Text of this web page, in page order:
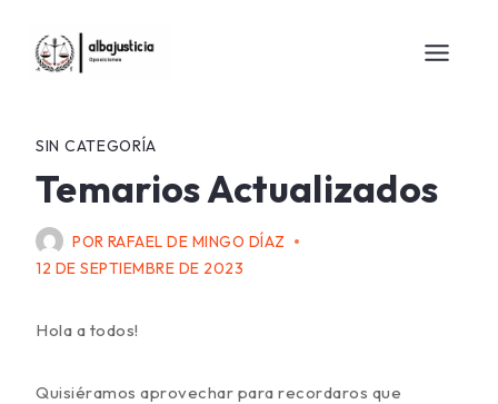
SIN CATEGORÍA
Temarios Actualizados
POR RAFAEL DE MINGO DÍAZ
12 DE SEPTIEMBRE DE 2023
Hola a todos!
Quisiéramos aprovechar para recordaros que